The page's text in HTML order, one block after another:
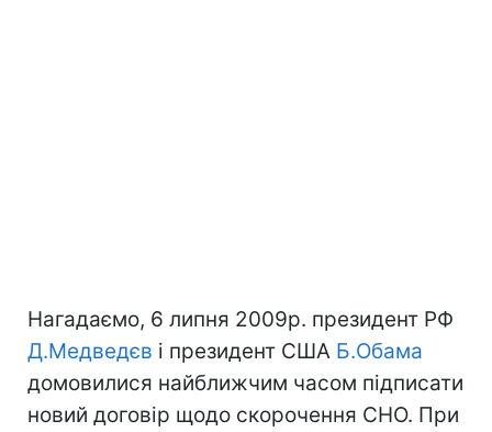
Нагадаємо, 6 липня 2009р. президент РФ
Д.Медведєв і президент США Б.Обама
домовилися найближчим часом підписати
новий договір щодо скорочення СНО. При